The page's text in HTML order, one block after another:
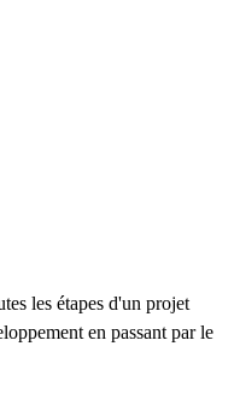
les étapes d'un projet
en passant par le